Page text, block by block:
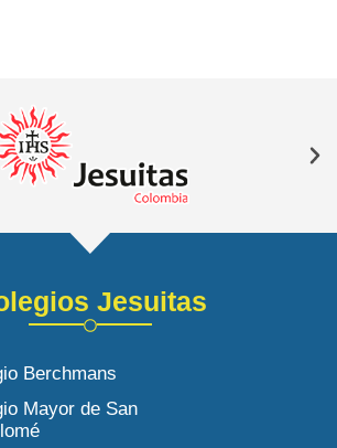
Jesuitas
Berchmans
Mayor de San